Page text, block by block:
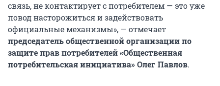
связь, не контактирует с потребителем — это уже
повод насторожиться и задействовать
официальные механизмы», — отмечает
председатель общественной организации по
защите прав потребителей «Общественная
потребительская инициатива» Олег Павлов.